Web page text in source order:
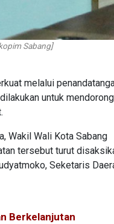
Sabang]
melalui
untuk mendorong
Wakil Wali Kota Sabang
tersebut turut
Seketaris
Berkelanjutan